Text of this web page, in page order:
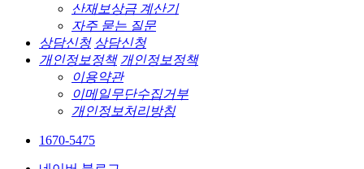
산재보상금 계산기
자주 묻는 질문
상담신청 상담신청
개인정보정책 개인정보정책
이용약관
이메일무단수집거부
개인정보처리방침
1670-5475